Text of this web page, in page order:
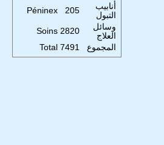
أنابيب
التبول
205
Péninex
وسائل
العلاج
2820
Soins
المجموع
7491
Total